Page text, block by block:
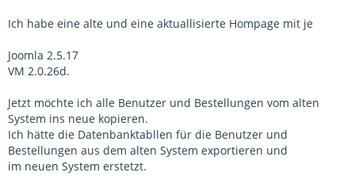
Ich habe eine alte und eine aktuallisierte Hompage mit je
Joomla 2.5.17
VM 2.0.26d.
Jetzt möchte ich alle Benutzer und Bestellungen vom alten
System ins neue kopieren.
Ich hätte die Datenbanktabllen für die Benutzer und
Bestellungen aus dem alten System exportieren und
im neuen System erstetzt.